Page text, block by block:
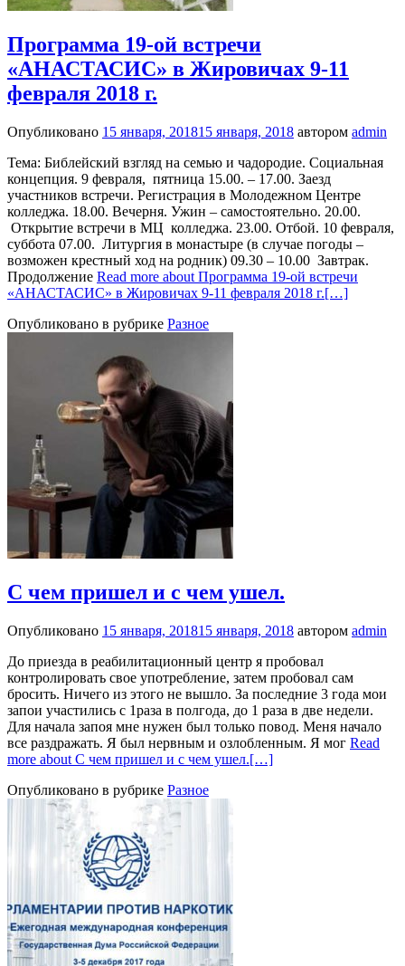
Программа 19-ой встречи
«АНАСТАСИС» в Жировичах 9-11
февраля 2018 г.
Опубликовано 15 января, 201815 января, 2018 автором admin
Тема: Библейский взгляд на семью и чадородие. Социальная
концепция. 9 февраля, пятница 15.00. – 17.00. Заезд
участников встречи. Регистрация в Молодежном Центре
колледжа. 18.00. Вечерня. Ужин – самостоятельно. 20.00.
Открытие встречи в МЦ колледжа. 23.00. Отбой. 10 февраля,
суббота 07.00. Литургия в монастыре (в случае погоды –
возможен крестный ход на родник) 09.30 – 10.00 Завтрак.
Продолжение Read more about Программа 19-ой встречи
«АНАСТАСИС» в Жировичах 9-11 февраля 2018 г.[…]
Опубликовано в рубрике Разное
С чем пришел и с чем ушел.
Опубликовано 15 января, 201815 января, 2018 автором admin
До приезда в реабилитационный центр я пробовал
контролировать свое употребление, затем пробовал сам
бросить. Ничего из этого не вышло. За последние 3 года мои
запои участились с 1раза в полгода, до 1 раза в две недели.
Для начала запоя мне нужен был только повод. Меня начало
все раздражать. Я был нервным и озлобленным. Я мог Read
more about С чем пришел и с чем ушел.[…]
Опубликовано в рубрике Разное